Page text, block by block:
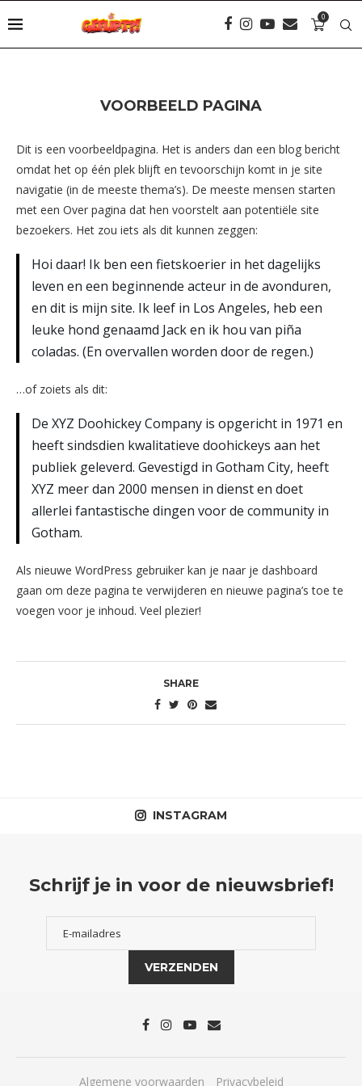
0
VOORBEELD PAGINA
Dit is een voorbeeldpagina. Het is anders dan een blog bericht
omdat het op één plek blijft en tevoorschijn komt in je site
navigatie (in de meeste thema’s). De meeste mensen starten
met een Over pagina dat hen voorstelt aan potentiële site
bezoekers. Het zou iets als dit kunnen zeggen:
Hoi daar! Ik ben een fietskoerier in het dagelijks
leven en een beginnende acteur in de avonduren,
en dit is mijn site. Ik leef in Los Angeles, heb een
leuke hond genaamd Jack en ik hou van piña
coladas. (En overvallen worden door de regen.)
…of zoiets als dit:
De XYZ Doohickey Company is opgericht in 1971 en
heeft sindsdien kwalitatieve doohickeys aan het
publiek geleverd. Gevestigd in Gotham City, heeft
XYZ meer dan 2000 mensen in dienst en doet
allerlei fantastische dingen voor de community in
Gotham.
Als nieuwe WordPress gebruiker kan je naar je dashboard
gaan om deze pagina te verwijderen en nieuwe pagina’s toe te
voegen voor je inhoud. Veel plezier!
SHARE
INSTAGRAM
Schrijf je in voor de nieuwsbrief!
Algemene voorwaarden Privacybeleid